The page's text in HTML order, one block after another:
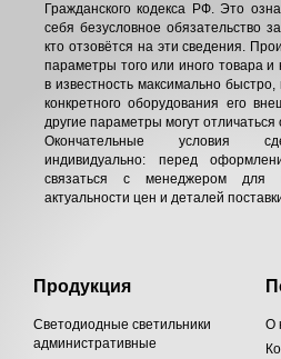
Гражданского кодекса РФ. Это
себя безусловное обязательство
кто отзовётся на эти сведения.
параметры того или иного товара и
в известность максимально быстро,
конкретного оборудования его
другие параметры могут
Окончательные условия
индивидуально: перед
связаться с менеджером для
актуальности цен и деталей
Продукция
Светодиодные светильники
административные
О